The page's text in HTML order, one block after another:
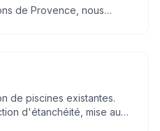
de Provence, nous
de piscines existantes.
d'étanchéité, mise aux